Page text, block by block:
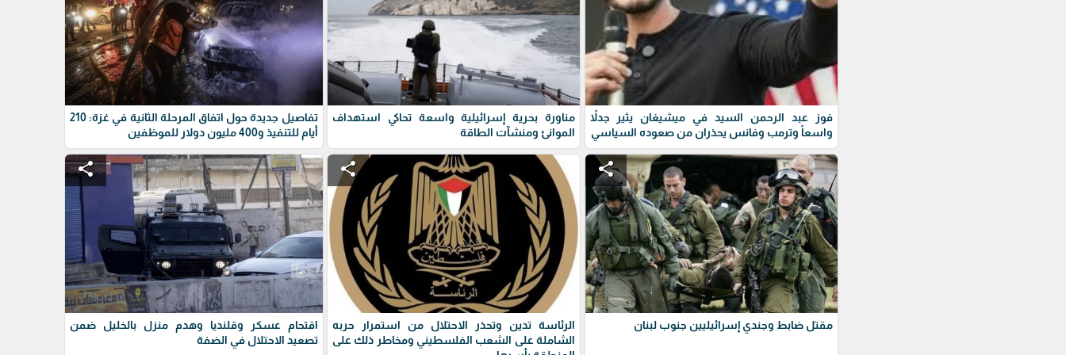
فوز عبد الرحمن السيد في ميشيغان يثير جدلاً
واسعاً وترمب وفانس يحذران من صعوده السياسي
مناورة بحرية إسرائيلية واسعة تحاكي استهداف
الموانئ ومنشآت الطاقة
تفاصيل جديدة حول اتفاق المرحلة الثانية في غزة: 210
أيام للتنفيذ و400 مليون دولار للموظفين
share
مقتل ضابط وجندي إسرائيليين جنوب لبنان
share
الرئاسة تدين وتحذر الاحتلال من استمرار حربه
الشاملة على الشعب الفلسطيني ومخاطر ذلك على
share
اقتحام عسكر وقلنديا وهدم منزل بالخليل ضمن
تصعيد الاحتلال في الضفة